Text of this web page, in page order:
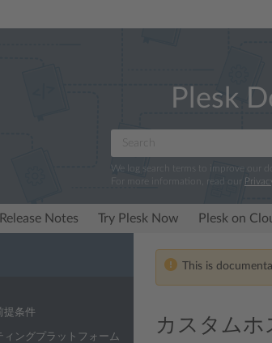
Plesk
We log search terms to improve our
For more information, read our
Release Notes Try Plesk Now Plesk on
提条件
ィングプラットフォーム
This is
カスタムホ